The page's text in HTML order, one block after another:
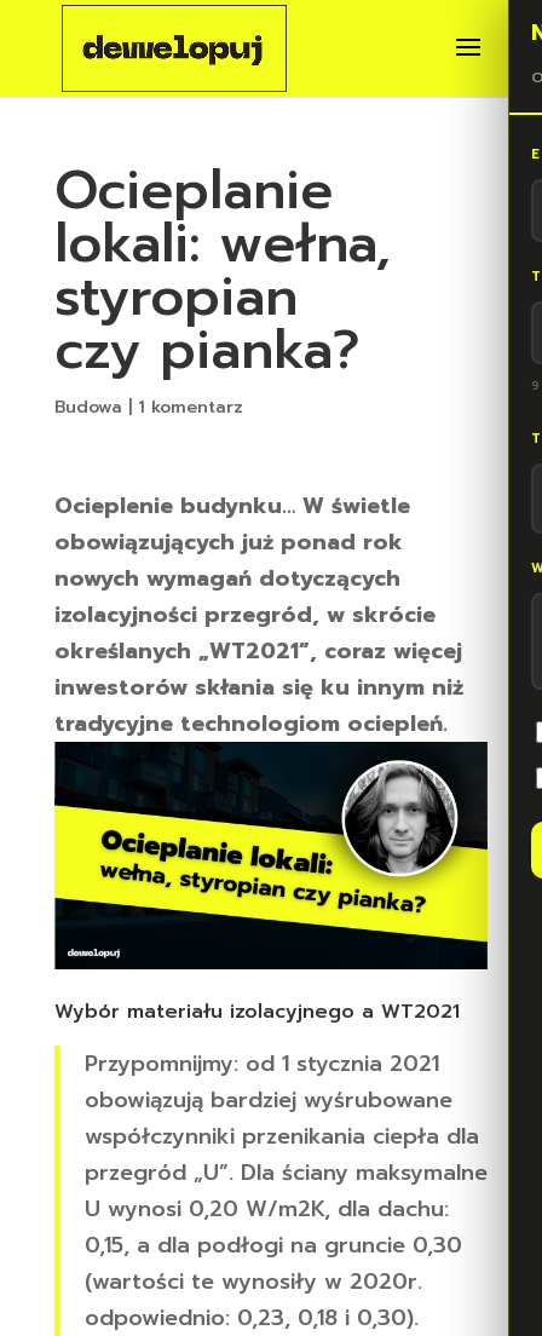
Ocieplanie
lokali: wełna,
styropian
czy pianka?
Budowa 1 komentarz
Ocieplenie budynku… W świetle
obowiązujących już ponad rok
nowych wymagań dotyczących
izolacyjności przegród, w skrócie
określanych „WT2021”, coraz więcej
inwestorów skłania się ku innym niż
tradycyjne technologiom ociepleń.
Wybór materiału izolacyjnego a WT2021
Przypomnijmy: od 1 stycznia 2021
obowiązują bardziej wyśrubowane
współczynniki przenikania ciepła dla
przegród „U”. Dla ściany maksymalne
U wynosi 0,20 W/m2K, dla dachu:
0,15, a dla podłogi na gruncie 0,30
(wartości te wynosiły w 2020r.
odpowiednio: 0,23, 0,18 i 0,30).